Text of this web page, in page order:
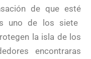
de que esté
uno de los siete
la isla de los
encontraras